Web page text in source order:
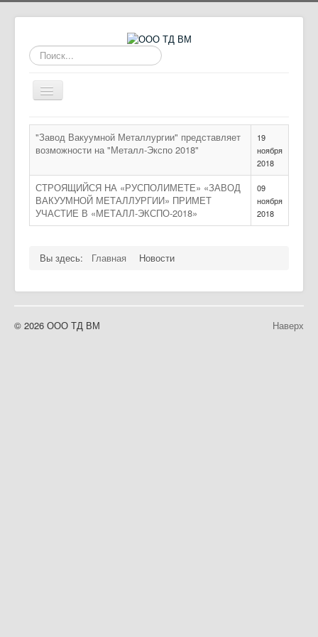
Искать...
Включить/
выключить
Главная
Продукция
Новости
Контакты
"Завод Вакуумной Металлургии" представляет
возможности на "Металл-Экспо 2018"
19
ноября
2018
СТРОЯЩИЙСЯ НА «РУСПОЛИМЕТЕ» «ЗАВОД
ВАКУУМНОЙ МЕТАЛЛУРГИИ» ПРИМЕТ
УЧАСТИЕ В «МЕТАЛЛ-ЭКСПО-2018»
09
ноября
2018
Вы здесь: Главная Новости
Наверх
© 2026 ООО ТД ВМ